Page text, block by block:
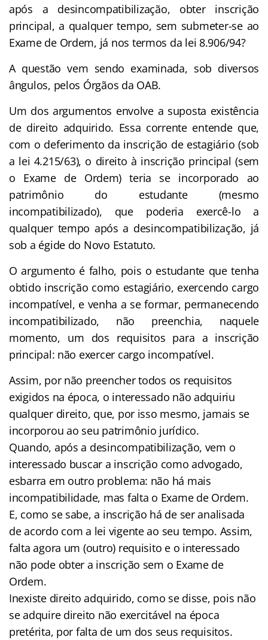
após a desincompatibilização, obter inscrição
principal, a qualquer tempo, sem submeter-se ao
Exame de Ordem, já nos termos da lei 8.906/94?
A questão vem sendo examinada, sob diversos
ângulos, pelos Órgãos da OAB.
Um dos argumentos envolve a suposta existência
de direito adquirido. Essa corrente entende que,
com o deferimento da inscrição de estagiário (sob
a lei 4.215/63), o direito à inscrição principal (sem
o Exame de Ordem) teria se incorporado ao
patrimônio do estudante (mesmo
incompatibilizado), que poderia exercê-lo a
qualquer tempo após a desincompatibilização, já
sob a égide do Novo Estatuto.
O argumento é falho, pois o estudante que tenha
obtido inscrição como estagiário, exercendo cargo
incompatível, e venha a se formar, permanecendo
incompatibilizado, não preenchia, naquele
momento, um dos requisitos para a inscrição
principal: não exercer cargo incompatível.
Assim, por não preencher todos os requisitos
exigidos na época, o interessado não adquiriu
qualquer direito, que, por isso mesmo, jamais se
incorporou ao seu patrimônio jurídico.
Quando, após a desincompatibilização, vem o
interessado buscar a inscrição como advogado,
esbarra em outro problema: não há mais
incompatibilidade, mas falta o Exame de Ordem.
E, como se sabe, a inscrição há de ser analisada
de acordo com a lei vigente ao seu tempo. Assim,
falta agora um (outro) requisito e o interessado
não pode obter a inscrição sem o Exame de
Ordem.
Inexiste direito adquirido, como se disse, pois não
se adquire direito não exercitável na época
pretérita, por falta de um dos seus requisitos.